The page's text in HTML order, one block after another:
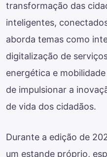
transformação das
inteligentes,
aborda temas como
digitalização de
energética e
de impulsionar a
de vida dos cidadãos.
Durante a edição de
um estande próprio,